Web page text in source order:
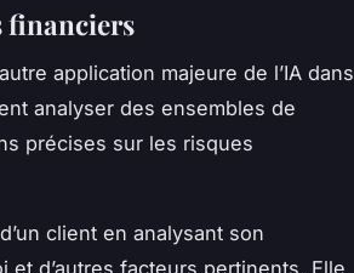
financiers
application majeure de l’IA dans
analyser des ensembles de
précises sur les risques
client en analysant son